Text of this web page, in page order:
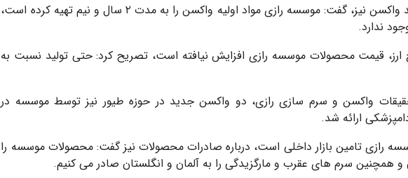
داداش پور درباره تامین مواد اولیه تولید واکسن نیز، گفت: موسسه رازی مواد اولیه واکسن را به مدت ۲ سال و نیم تهیه کرده است،
ندارد.
ارز، قیمت محصولات موسسه رازی افزایش نیافته است، تصریح کرد: حتی تولید نسبت به
واکسن و سرم سازی رازی، دو واکسن جدید در حوزه طیور نیز توسط موسسه در
ارائه شد.
رازی تامین بازار داخلی است، درباره صادرات محصولات نیز گفت: محصولات موسسه را
و همچنین سرم های عقرب و مارگزیدگی را به آلمان و انگلستان صادر می کنیم.